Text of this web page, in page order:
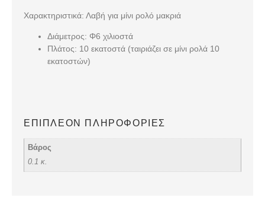
Χαρακτηριστικά: Λαβή για μίνι ρολό μακριά
Διάμετρος: Φ6 χιλιοστά
Πλάτος: 10 εκατοστά (ταιριάζει σε μίνι ρολά 10
εκατοστών)
ΕΠΙΠΛΈΟΝ ΠΛΗΡΟΦΟΡΊΕΣ
Βάρος
0.1 κ.